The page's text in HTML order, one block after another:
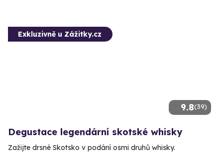
9.8(39)
Exkluzivně u Zážitky.cz
Degustace legendární skotské whisky
Zažijte drsné Skotsko v podání osmi druhů whisky.